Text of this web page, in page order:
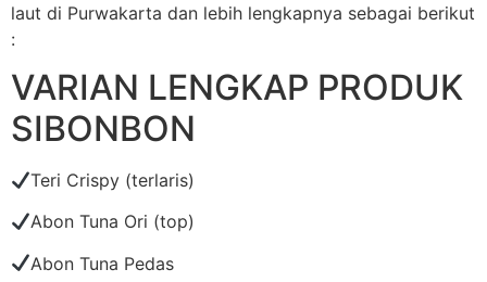
laut di Purwakarta dan lebih lengkapnya sebagai berikut
:
VARIAN LENGKAP PRODUK
SIBONBON
Teri Crispy (terlaris)
Abon Tuna Ori (top)
Abon Tuna Pedas